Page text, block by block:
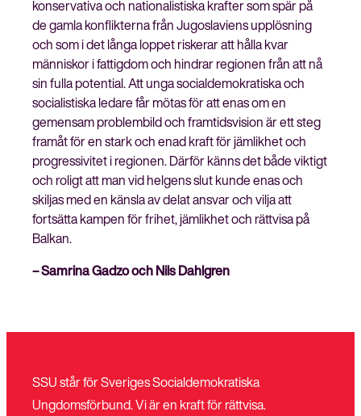
konservativa och nationalistiska krafter som spär på
de gamla konflikterna från Jugoslaviens upplösning
och som i det långa loppet riskerar att hålla kvar
människor i fattigdom och hindrar regionen från att nå
sin fulla potential. Att unga socialdemokratiska och
socialistiska ledare får mötas för att enas om en
gemensam problembild och framtidsvision är ett steg
framåt för en stark och enad kraft för jämlikhet och
progressivitet i regionen. Därför känns det både viktigt
och roligt att man vid helgens slut kunde enas och
skiljas med en känsla av delat ansvar och vilja att
fortsätta kampen för frihet, jämlikhet och rättvisa på
Balkan.
– Samrina Gadzo och Nils Dahlgren
SSU står för Sveriges Socialdemokratiska
Ungdomsförbund. Vi är en kraft för rättvisa.